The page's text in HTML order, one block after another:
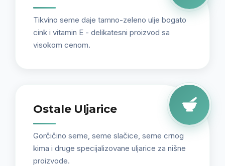
Tikvino seme daje tamno-zeleno ulje bogato
cink i vitamin E - delikatesni proizvod sa
visokom cenom.
Ostale Uljarice
Gorčičino seme, seme slačice, seme crnog
kima i druge specijalizovane uljarice za nišne
proizvode.